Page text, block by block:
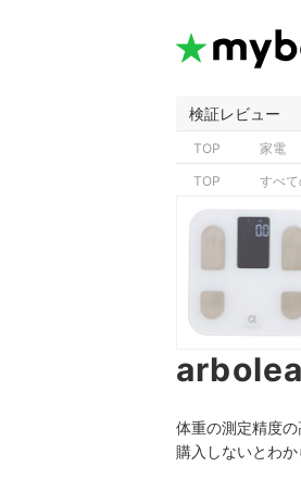
検証レビュー
TOP 家電
TOP すべ
体重の測定精度
購入しないとわ